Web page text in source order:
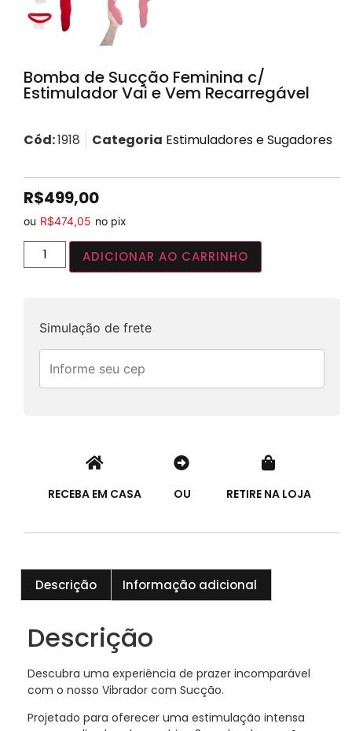
Bomba de Sucção Feminina c/
Estimulador Vai e Vem Recarregável
Cód:1918 Categoria Estimuladores e Sugadores
R$499,00
ou R$474,05 no pix
ADICIONAR AO CARRINHO
Simulação de frete
RECEBA EM CASA OU RETIRE NA LOJA
Descrição Informação adicional
Descrição
Descubra uma experiência de prazer incomparável
com o nosso Vibrador com Sucção.
Projetado para oferecer uma estimulação intensa